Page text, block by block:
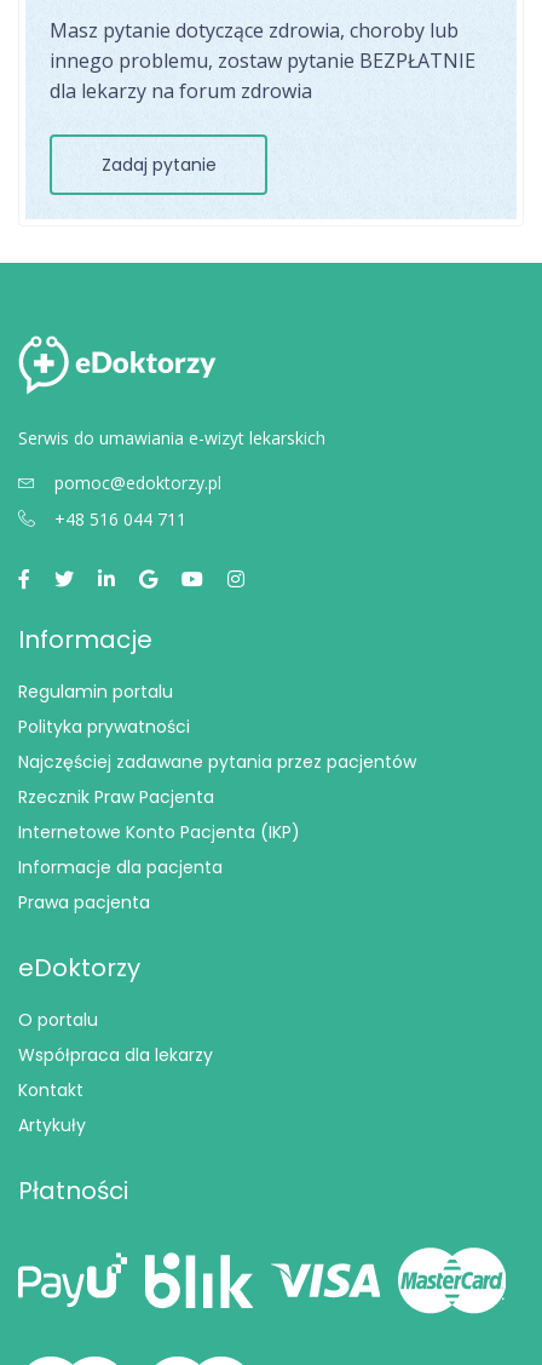
Masz pytanie dotyczące zdrowia, choroby lub
innego problemu, zostaw pytanie BEZPŁATNIE
dla lekarzy na forum zdrowia
Zadaj pytanie
Serwis do umawiania e-wizyt lekarskich
pomoc@edoktorzy.pl
+48 516 044 711
Informacje
Regulamin portalu
Polityka prywatności
Najczęściej zadawane pytania przez pacjentów
Rzecznik Praw Pacjenta
Internetowe Konto Pacjenta (IKP)
Informacje dla pacjenta
Prawa pacjenta
eDoktorzy
O portalu
Współpraca dla lekarzy
Kontakt
Artykuły
Płatności